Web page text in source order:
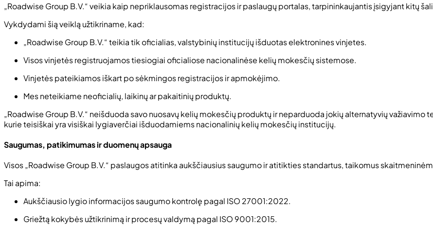
„Roadwise Group B.V.“ veikia kaip nepriklausomas registracijos ir paslaugų portalas, tarpininkaujantis įsigyjant kitų
Vykdydami šią veiklą užtikriname, kad:
„Roadwise Group B.V.“ teikia tik oficialias, valstybinių institucijų išduotas elektronines vinjetes.
Visos vinjetės registruojamos tiesiogiai oficialiose nacionalinėse kelių mokesčių sistemose.
Vinjetės pateikiamos iškart po sėkmingos registracijos ir apmokėjimo.
Mes neteikiame neoficialių, laikinų ar pakaitinių produktų.
„Roadwise Group B.V.“ neišduoda savo nuosavų kelių mokesčių produktų ir neparduoda jokių alternatyvių
kurie teisiškai yra visiškai lygiaverčiai išduodamiems nacionalinių kelių mokesčių institucijų.
Saugumas, patikimumas ir duomenų apsauga
Visos „Roadwise Group B.V.“ paslaugos atitinka aukščiausius saugumo ir atitikties standartus, taikomus
Tai apima:
Aukščiausio lygio informacijos saugumo kontrolę pagal ISO 27001:2022.
Griežtą kokybės užtikrinimą ir procesų valdymą pagal ISO 9001:2015.